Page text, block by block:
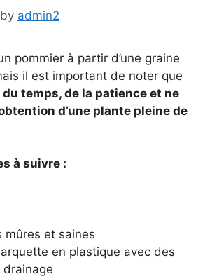
by admin2
pommier à partir d’une graine
il est important de noter que
temps, de la patience et ne
d’une plante pleine de
à suivre :
mûres et saines
en plastique avec des